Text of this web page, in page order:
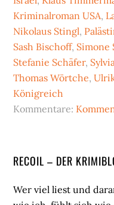
Kriminalroman USA,
Nikolaus Stingl,
Sash Bischoff, Simone
Stefanie Schäfer,
Thomas Wörtche,
Königreich
Kommentare:
Seitenspalte
RECOIL – DER
Wer viel liest und